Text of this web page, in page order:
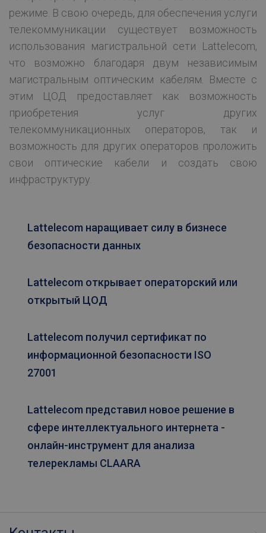
режиме. В свою очередь, для обеспечения услуги
телекоммуникации существует возможность
использования магистральной сети Lattelecom,
что возможно благодаря двум независимым
магистральным оптическим кабелям. Вместе с
этим ЦОД предоставляет как возможность
приобретения услуг других
телекоммуникационных операторов, так и
возможность для других операторов проложить
свои оптические кабели и создать свою
инфраструктуру.
Lattelecom наращивает силу в бизнесе
безопасности данных
Lattelecom открывает операторский или
открытый ЦОД
Lattelecom получил сертификат по
информационной безопасности ISO
27001
Lattelecom представил новое решение в
сфере интеллектуального интернета -
онлайн-инструмент для анализа
телерекламы CLAARA
ЦЕЛЕВЫЕ (РЕКЛАМНЫЕ)
СТАТИСТИЧЕСКИЕ
Технические/обязательные
Функциональные
Целевые (рекламные)
Статистические
Технические/обязательные файлы cookie
необходимы для того, чтобы пользователь
вебсайт и использовать предлагаемые им
анонимность пользователя. Они не собирают
использования таких файлов cookie веб-сайт
обеспечивать выполнение запрашиваемых
услуг э-магазина, подключение к профилю
или просмотр фильма.
помощью опций, предоставляемых вашим
браузером, имейте ввиду, что веб-сайт не
сможет функционировать в полной мере.
CookieScriptConsent
CookieScript
tetcloud.com
6 месяцев
Политику конфиденциальности
Google